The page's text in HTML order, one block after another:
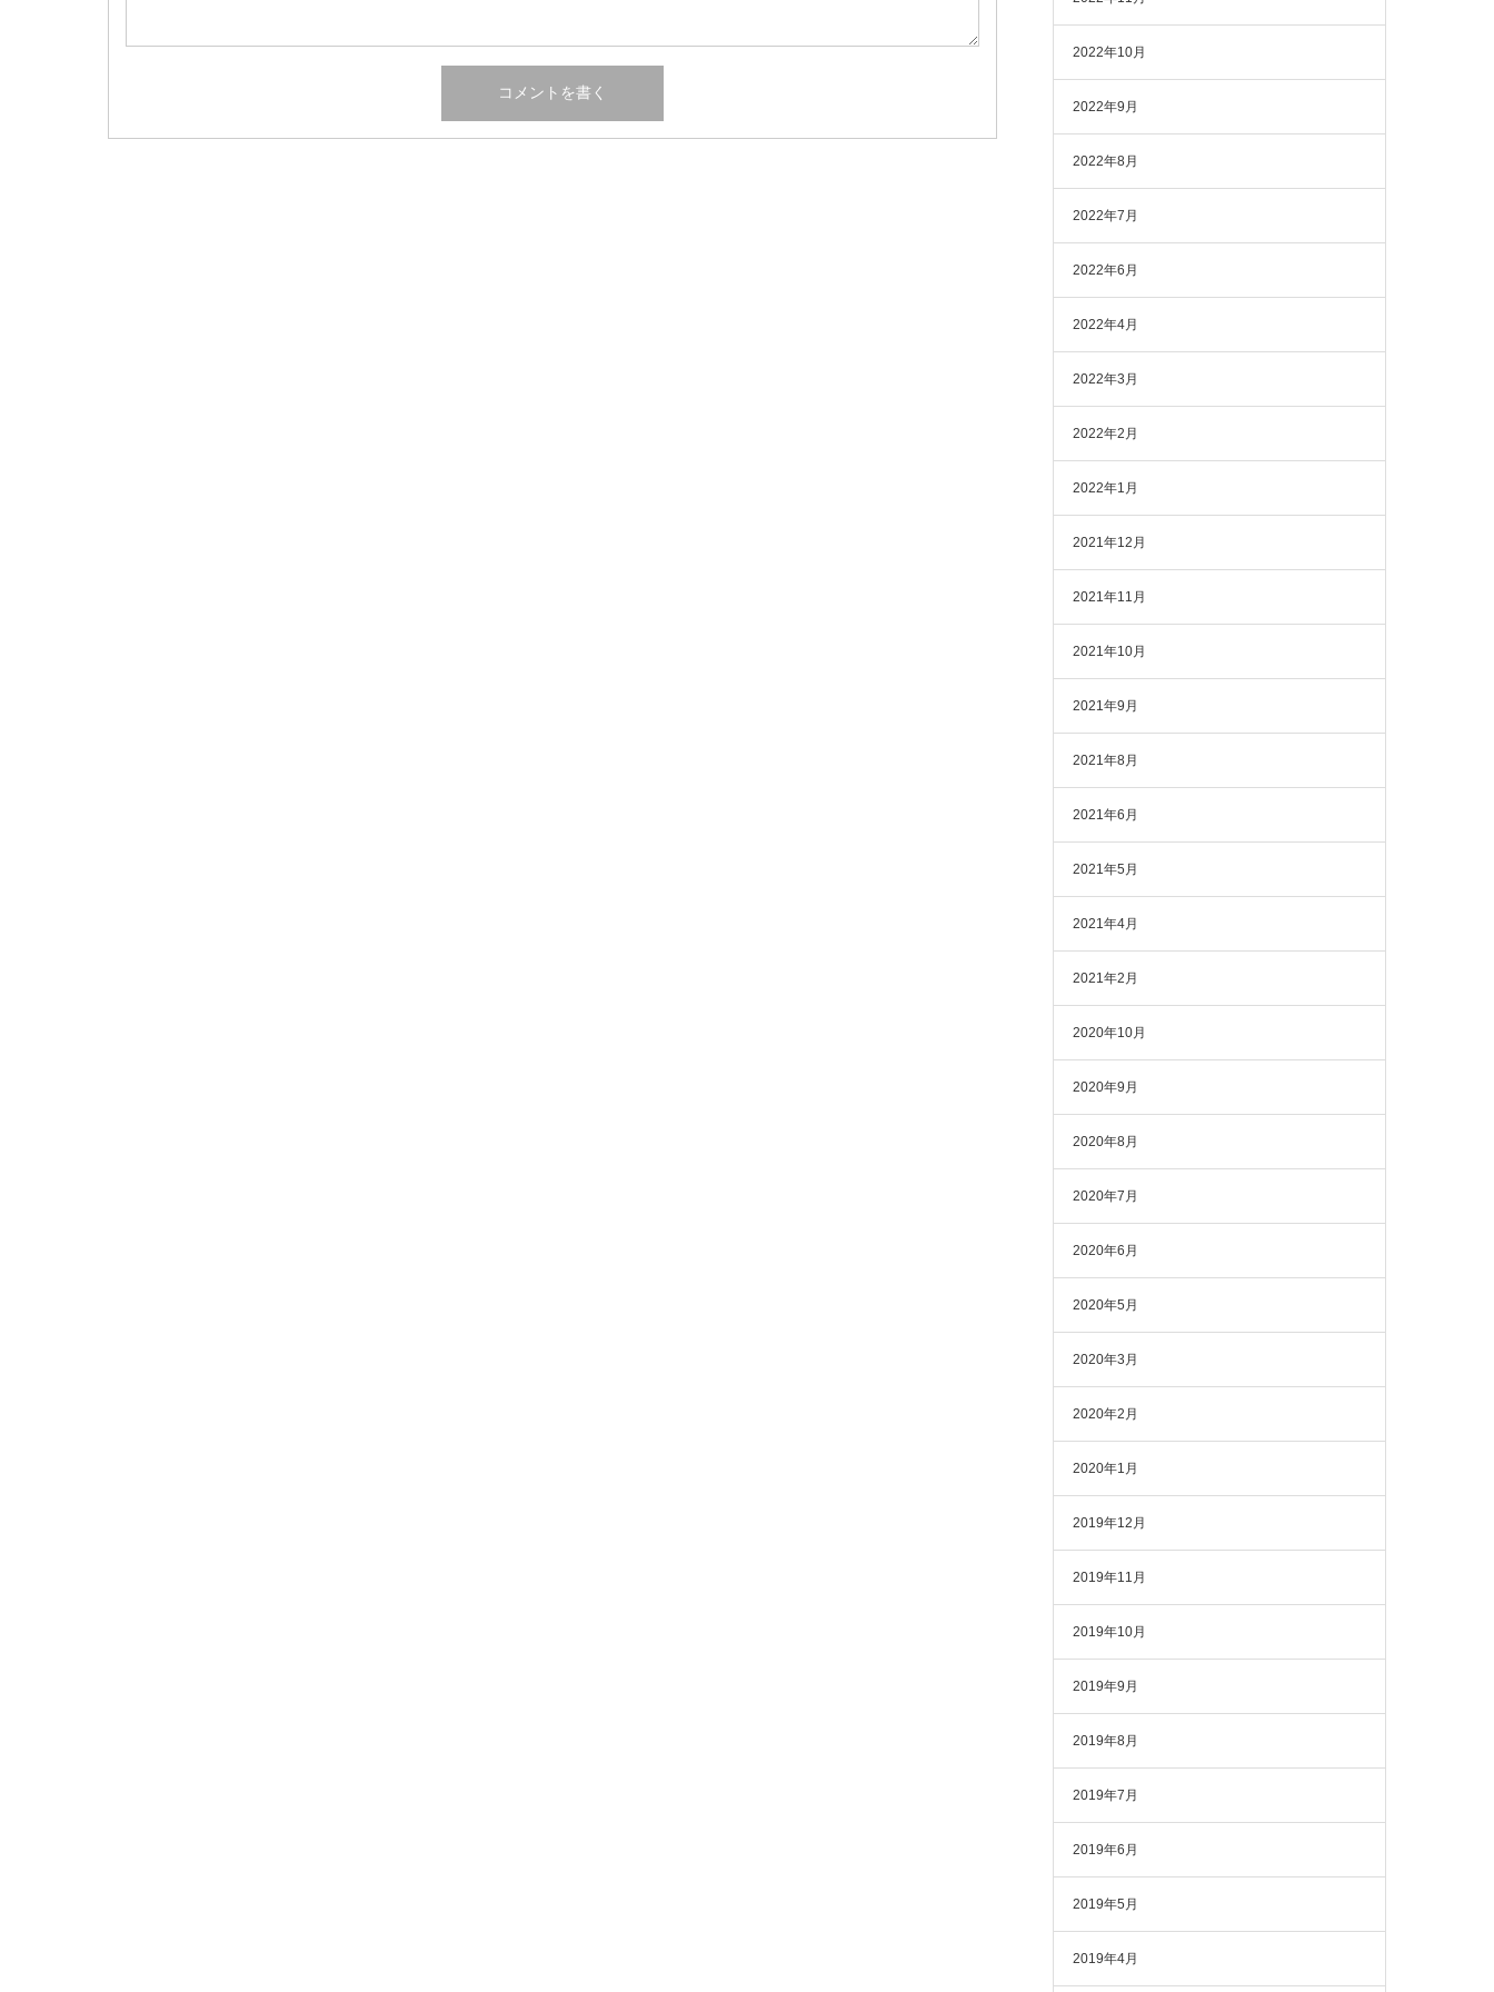
2022年10月
2022年9月
2022年8月
2022年7月
2022年6月
2022年4月
2022年3月
2022年2月
2022年1月
2021年12月
2021年11月
2021年10月
2021年9月
2021年8月
2021年6月
2021年5月
2021年4月
2021年2月
2020年10月
2020年9月
2020年8月
2020年7月
2020年6月
2020年5月
2020年3月
2020年2月
2020年1月
2019年12月
2019年11月
2019年10月
2019年9月
2019年8月
2019年7月
2019年6月
2019年5月
2019年4月